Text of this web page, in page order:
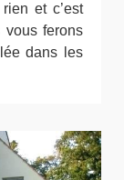
et c’est
vous ferons
dans les